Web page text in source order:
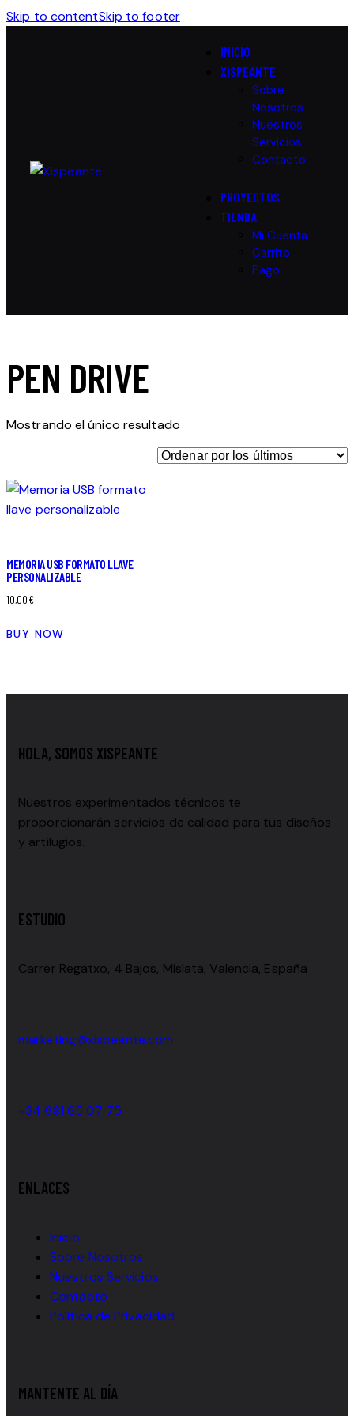
Skip to contentSkip to footer
INICIO
XISPEANTE
Sobre
Nosotros
Nuestros
Servicios
Contacto
PROYECTOS
TIENDA
Mi Cuenta
Carrito
Pago
PEN DRIVE
Mostrando el único resultado
MEMORIA USB FORMATO LLAVE
PERSONALIZABLE
10,00€
BUY NOW
HOLA, SOMOS XISPEANTE
Nuestros experimentados técnicos te
proporcionarán servicios de calidad para tus diseños
y artilugios.
ESTUDIO
Carrer Regatxo, 4 Bajos, Mislata, Valencia, España
marketing@xispeante.com
+34 681 65 07 75
ENLACES
Inicio
Sobre Nosotros
Nuestros Servicios
Contacto
Política de Privacidad
MANTENTE AL DÍA